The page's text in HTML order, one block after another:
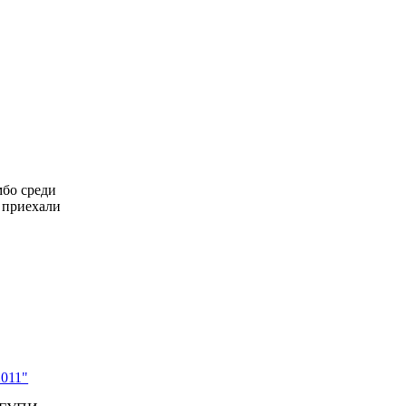
среди